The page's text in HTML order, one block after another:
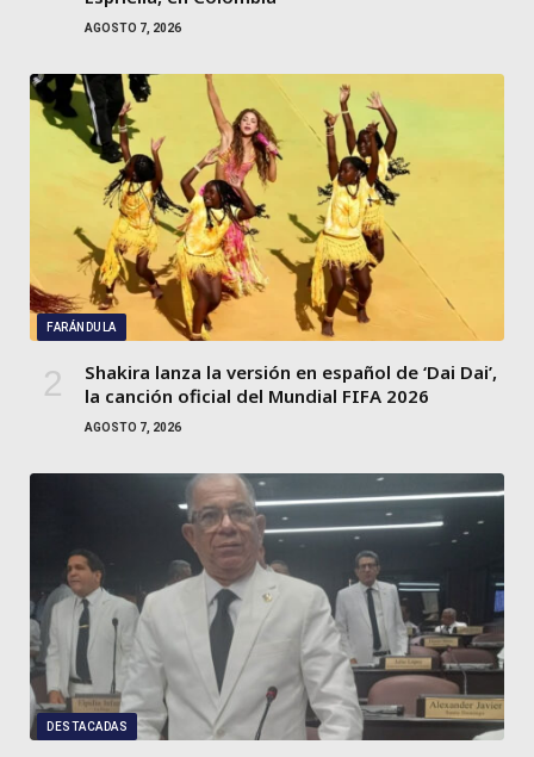
AGOSTO 7, 2026
FARÁNDULA
Shakira lanza la versión en español de ‘Dai Dai’,
la canción oficial del Mundial FIFA 2026
AGOSTO 7, 2026
DESTACADAS